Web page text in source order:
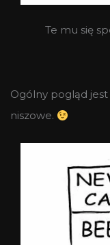
Te mu się
Ogólny pogląd
niszowe.